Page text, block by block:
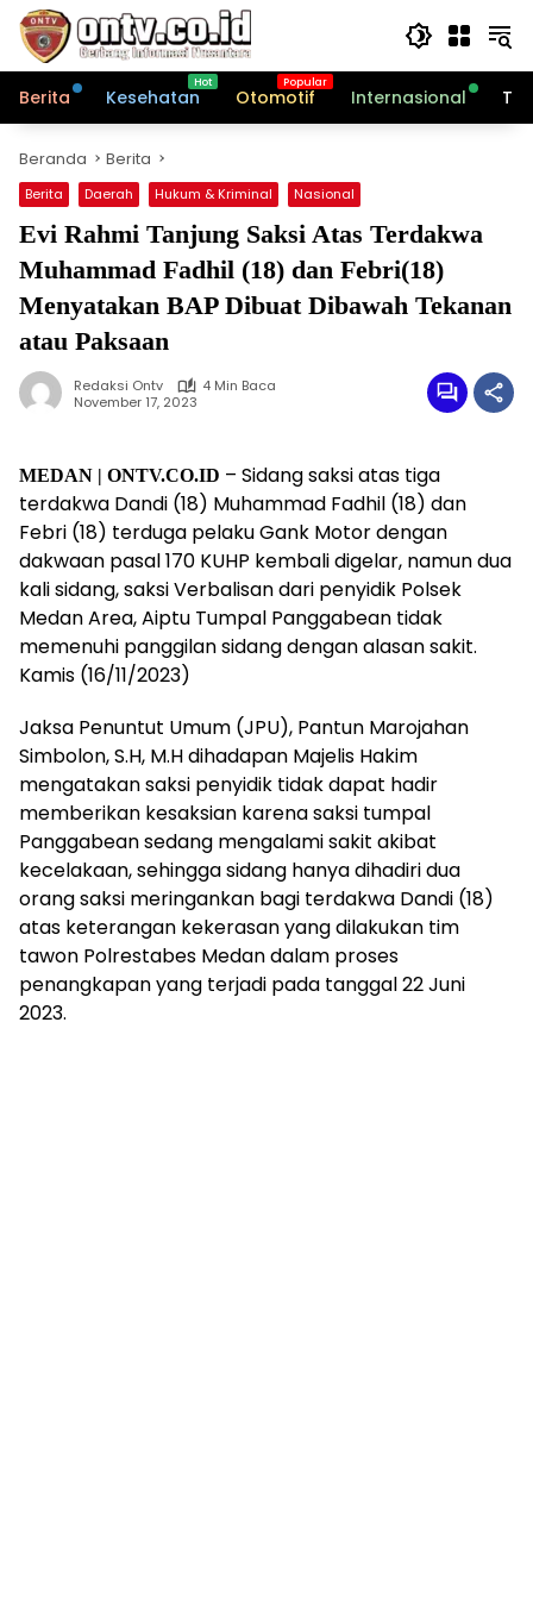
Langsung
konten
Berita
Kesehatan Otomotif Internasional
Beranda Berita
Berita Daerah Hukum & Kriminal Nasional
Evi Rahmi Tanjung Saksi Atas Terdakwa
Muhammad Fadhil (18) dan Febri(18)
Menyatakan BAP Dibuat Dibawah Tekanan
atau Paksaan
Redaksi Ontv
4 Min Baca
November 17, 2023
MEDAN | ONTV.CO.ID – Sidang saksi atas tiga
terdakwa Dandi (18) Muhammad Fadhil (18) dan
Febri (18) terduga pelaku Gank Motor dengan
dakwaan pasal 170 KUHP kembali digelar, namun dua
kali sidang, saksi Verbalisan dari penyidik Polsek
Medan Area, Aiptu Tumpal Panggabean tidak
memenuhi panggilan sidang dengan alasan sakit.
Kamis (16/11/2023)
Jaksa Penuntut Umum (JPU), Pantun Marojahan
Simbolon, S.H, M.H dihadapan Majelis Hakim
mengatakan saksi penyidik tidak dapat hadir
memberikan kesaksian karena saksi tumpal
Panggabean sedang mengalami sakit akibat
kecelakaan, sehingga sidang hanya dihadiri dua
orang saksi meringankan bagi terdakwa Dandi (18)
atas keterangan kekerasan yang dilakukan tim
tawon Polrestabes Medan dalam proses
penangkapan yang terjadi pada tanggal 22 Juni
2023.